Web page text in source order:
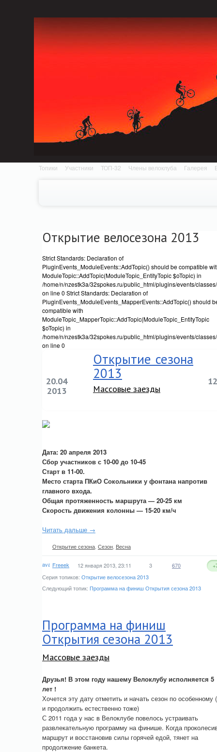
Топики Участники ТОП-32 Члены велоклуба Галерея
Открытие велосезона 2013
Strict Standards: Declaration of
PluginEvents_ModuleEvents::AddTopic() should be compatible
ModuleTopic::AddTopic(ModuleTopic_EntityTopic $oTopic) in
/home/n/nzestk3a/32spokes.ru/public_html/plugins/events/
on line 0 Strict Standards: Declaration of
PluginEvents_ModuleEvents_MapperEvents::AddTopic() should
compatible with
ModuleTopic_MapperTopic::AddTopic(ModuleTopic_EntityTopic
$oTopic) in
/home/n/nzestk3a/32spokes.ru/public_html/plugins/events/
on line 0
20.04
2013
Открытие сезона
2013
Массовые заезды
Дата: 20 апреля 2013
Сбор участников с 10-00 до 10-45
Старт в 11-00.
Место старта ПКиО Сокольники у фонтана напротив
главного входа.
Общая протяженность маршрута — 20-25 км
Скорость движения колонны — 15-20 км/ч
Читать дальше →
Открытие сезона Сезон Весна
Freeek 12 января 2013, 23:11 3 670
Серия топиков: Открытие велосезона 2013
Следующий топик: Программа на финиш Открытия сезона 2013
Программа на финиш
Открытия сезона 2013
Массовые заезды
Друзья! В этом году нашему Велоклубу исполняется 5
лет !
Хочется эту дату отметить и начать сезон по особенному
и продолжить естественно тоже)
С 2011 года у нас в Велоклубе повелось устраивать
развлекательную программу на финише. Когда
маршрут и восстановив силы горячей едой, тянет на
продолжение банкета.